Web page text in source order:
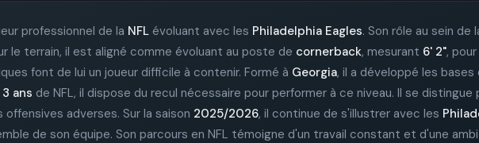
professionnel de la NFL évoluant avec les Philadelphia Eagles. Son rôle au sein
le terrain, il est aligné comme évoluant au poste de cornerback, mesurant 6' 2",
font de lui un joueur difficile à contenir. Formé à Georgia, il a développé les
3 ans de NFL, il dispose du recul nécessaire pour performer à ce niveau. Il se
adverses. Sur la saison 2025/2026, il continue de s'illustrer avec les
de son équipe. Son parcours en NFL témoigne d'un travail constant et d'une